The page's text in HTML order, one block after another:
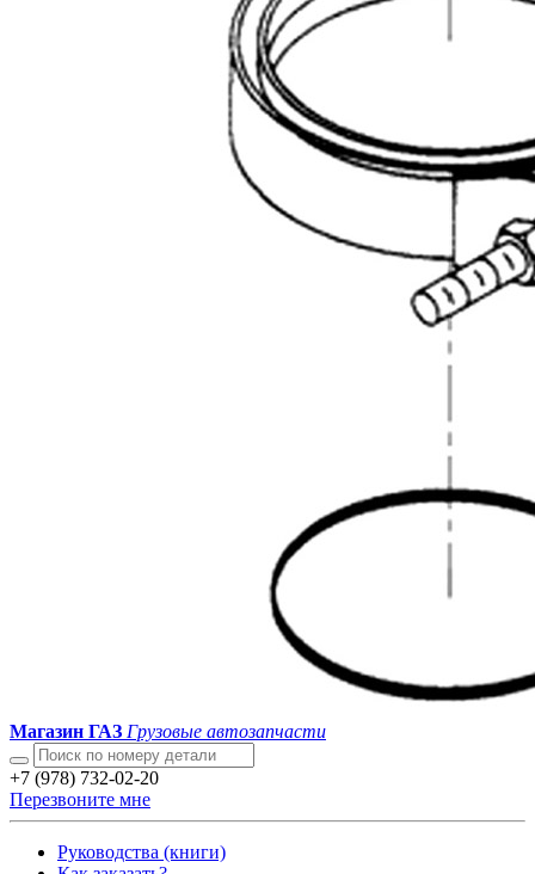
Магазин ГАЗ Грузовые автозапчасти
+7 (978) 732-02-20
Перезвоните мне
Руководства (книги)